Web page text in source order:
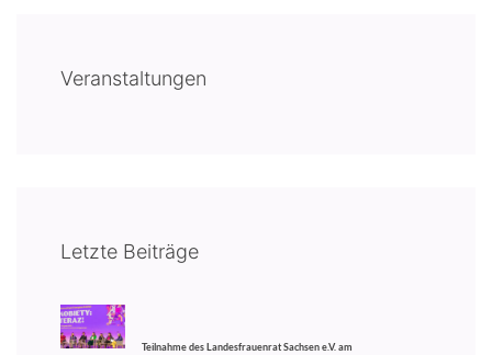
Veranstaltungen
Letzte Beiträge
Teilnahme des Landesfrauenrat Sachsen e.V. am